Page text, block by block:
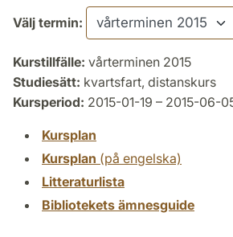
Välj termin:
Kurstillfälle: vårterminen 2015
Studiesätt: kvartsfart, distanskurs
Kursperiod: 2015-01-19 – 2015-06-
Kursplan
Kursplan (på engelska)
Litteraturlista
Bibliotekets ämnesguide